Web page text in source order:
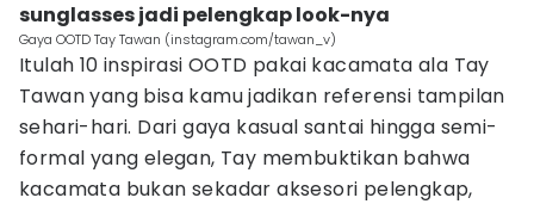
sunglasses jadi pelengkap look-nya
Gaya OOTD Tay Tawan (instagram.com/tawan_v)
Itulah 10 inspirasi OOTD pakai kacamata ala Tay
Tawan yang bisa kamu jadikan referensi tampilan
sehari-hari. Dari gaya kasual santai hingga semi-
formal yang elegan, Tay membuktikan bahwa
kacamata bukan sekadar aksesori pelengkap,